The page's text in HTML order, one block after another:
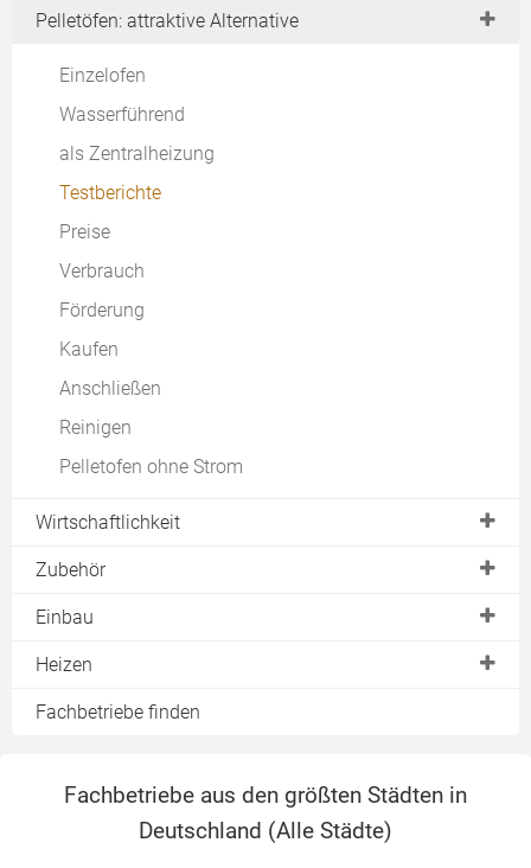
Vorteile & Nachteile
Pelletöfen: attraktive Alternative
Einzelofen
Wasserführend
als Zentralheizung
Testberichte
Preise
Verbrauch
Förderung
Kaufen
Anschließen
Reinigen
Pelletofen ohne Strom
Wirtschaftlichkeit
Anschaffungspreise
Zubehör
Bodenplatte
Pufferspeicher
Einbau
Vorschriften
Schornsteinanschluß
Heizen
Brennstoffe
Luftzufuhr
Wärme speichern
Fachbetriebe finden
Fachbetriebe aus den größten Städten in
Deutschland (Alle Städte)